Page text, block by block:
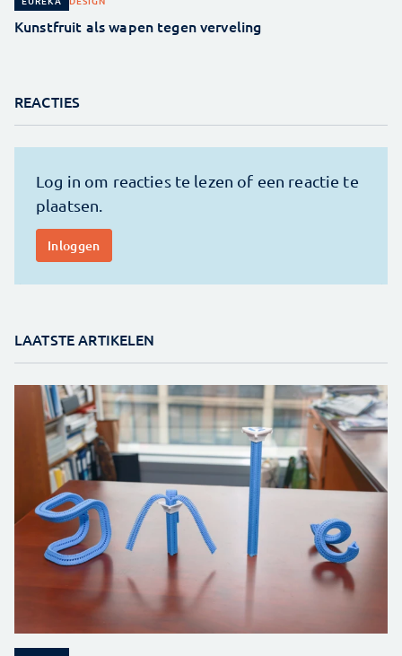
Kunstfruit als wapen tegen verveling
REACTIES
LAATSTE ARTIKELEN